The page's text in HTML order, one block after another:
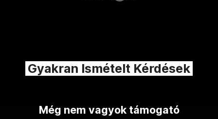
Gyakran Ismételt Kérdések
Még nem vagyok támogató